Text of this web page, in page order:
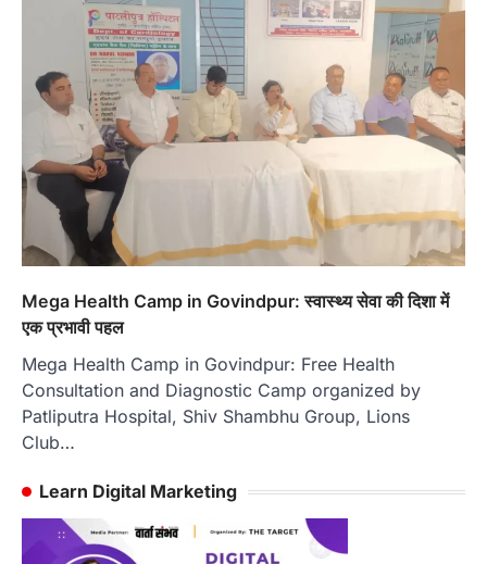
Mega Health Camp in Govindpur: स्वास्थ्य सेवा की दिशा में
एक प्रभावी पहल
Mega Health Camp in Govindpur: Free Health
Consultation and Diagnostic Camp organized by
Patliputra Hospital, Shiv Shambhu Group, Lions
Club…
Learn Digital Marketing